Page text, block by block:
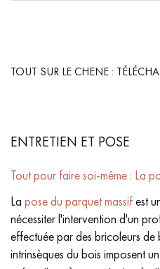
TOUT SUR LE CHENE :
ENTRETIEN ET POSE
Tout pour faire soi-même : La
La pose du parquet massifest
nécessiter l'intervention d'un
effectuée par des bricoleurs de
intrinsèques du bois imposent